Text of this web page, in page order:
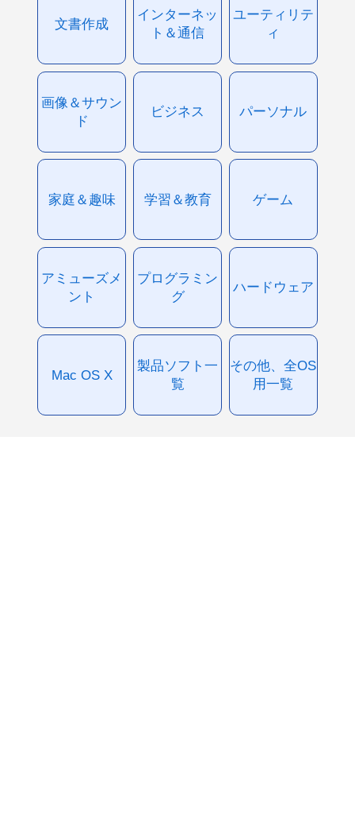
文書作成
インターネッ
ト＆通信
ユーティリテ
ィ
画像＆サウン
ド
ビジネス パーソナル
家庭＆趣味 学習＆教育 ゲーム
アミューズメ
ント
プログラミン
グ
ハードウェア
Mac OS X
製品ソフト一
覧
その他、全OS
用一覧